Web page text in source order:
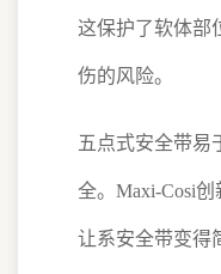
这保护了软体部
伤的风险。
五点式安全带易
全。Maxi-Cosi
让系安全带变得